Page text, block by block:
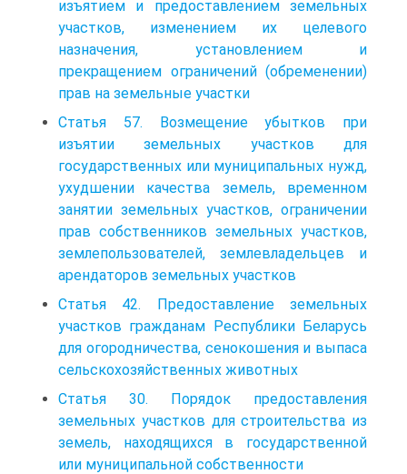
изъятием и предоставлением земельных
участков, изменением их целевого
назначения, установлением и
прекращением ограничений (обременении)
прав на земельные участки
Статья 57. Возмещение убытков при
изъятии земельных участков для
государственных или муниципальных нужд,
ухудшении качества земель, временном
занятии земельных участков, ограничении
прав собственников земельных участков,
землепользователей, землевладельцев и
арендаторов земельных участков
Статья 42. Предоставление земельных
участков гражданам Республики Беларусь
для огородничества, сенокошения и выпаса
сельскохозяйственных животных
Статья 30. Порядок предоставления
земельных участков для строительства из
земель, находящихся в государственной
или муниципальной собственности